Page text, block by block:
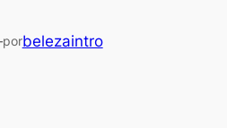
porbelezaintro